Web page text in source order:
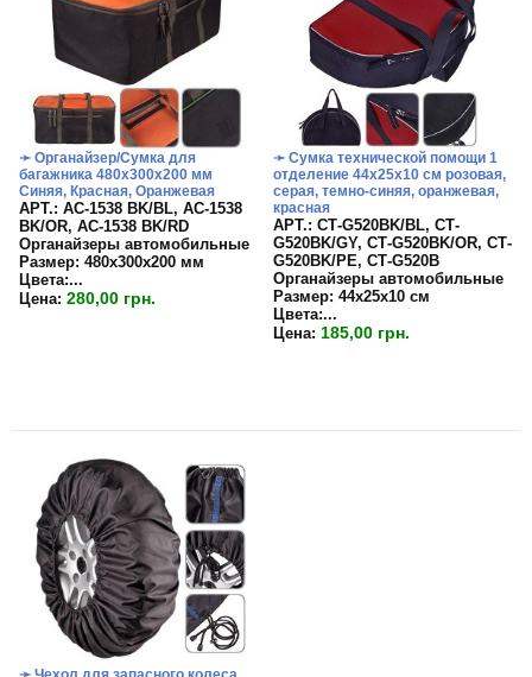
➛ Органайзер/Сумка для
багажника 480х300х200 мм
Синяя, Красная, Оранжевая
APT.: АС-1538 BK/BL, АС-1538
BK/OR, АС-1538 BK/RD
Органайзеры автомобильные
Размер: 480х300х200 мм
Цвета:...
Цена: 280,00 грн.
➛ Сумка технической помощи 1
отделение 44х25х10 см розовая,
серая, темно-синяя, оранжевая,
красная
APT.: СТ-G520BK/BL, СТ-
G520BK/GY, СТ-G520BK/OR, СТ-
G520BK/PE, СТ-G520B
Органайзеры автомобильные
Размер: 44х25х10 см
Цвета:...
Цена: 185,00 грн.